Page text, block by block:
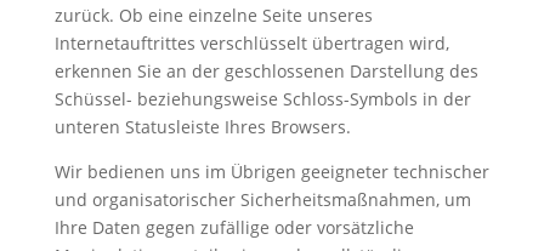
zurück. Ob eine einzelne Seite unseres
Internetauftrittes verschlüsselt übertragen wird,
erkennen Sie an der geschlossenen Darstellung des
Schüssel- beziehungsweise Schloss-Symbols in der
unteren Statusleiste Ihres Browsers.
Wir bedienen uns im Übrigen geeigneter technischer
und organisatorischer Sicherheitsmaßnahmen, um
Ihre Daten gegen zufällige oder vorsätzliche